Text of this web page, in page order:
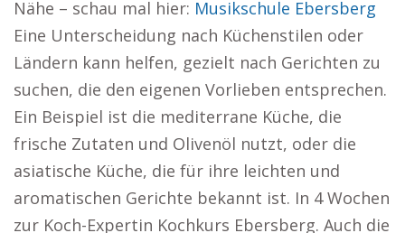
Nähe – schau mal hier: Musikschule Ebersberg
Eine Unterscheidung nach Küchenstilen oder
Ländern kann helfen, gezielt nach Gerichten zu
suchen, die den eigenen Vorlieben entsprechen.
Ein Beispiel ist die mediterrane Küche, die
frische Zutaten und Olivenöl nutzt, oder die
asiatische Küche, die für ihre leichten und
aromatischen Gerichte bekannt ist. In 4 Wochen
zur Koch-Expertin Kochkurs Ebersberg. Auch die